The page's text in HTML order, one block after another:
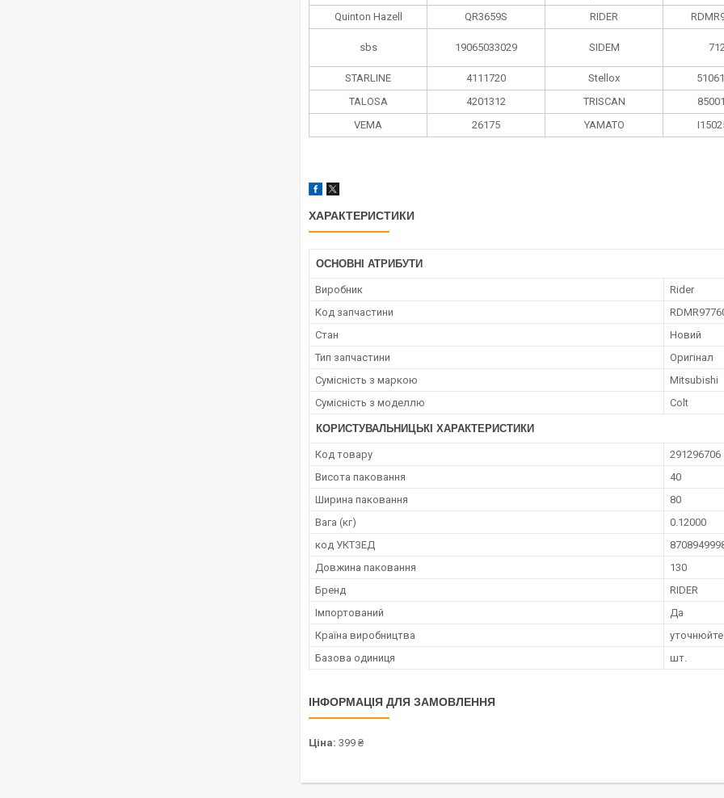
Quinton Hazell
QR3659S RIDER
sbs 19065033029 SIDEM
STARLINE 4111720 Stellox
TALOSA
4201312 TRISCAN
VEMA
26175 YAMATO
ХАРАКТЕРИСТИКИ
ОСНОВНІ АТРИБУТИ
Виробник
Rider
Код запчастини
Стан
Новий
Тип запчастини
Оригінал
Сумісність з маркою
Mitsubishi
Сумісність з моделлю
Colt
КОРИСТУВАЛЬНИЦЬКІ ХАРАКТЕРИСТИКИ
Код товару
291296706
Висота паковання
40
Ширина паковання
80
Вага (кг)
0.12000
код УКТЗЕД
Довжина паковання
130
Бренд
RIDER
Імпортований
Да
Країна виробництва
уточнюйте
Базова одиниця
шт.
ІНФОРМАЦІЯ ДЛЯ ЗАМОВЛЕННЯ
Ціна: 399 ₴